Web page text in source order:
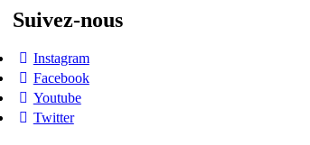
Suivez-nous
Instagram
Facebook
Youtube
Twitter